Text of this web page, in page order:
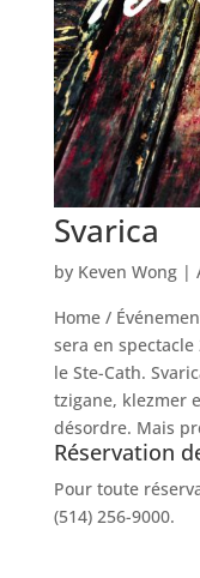
Svarica
by Keven Wong|
Home /
sera en
le Ste-Cath.
tzigane, klezmer
désordre. Mais
Réservation
Pour toute
(514) 256-9000.